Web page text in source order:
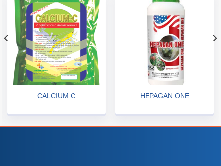
CALCIUM C HEPAGAN ONE